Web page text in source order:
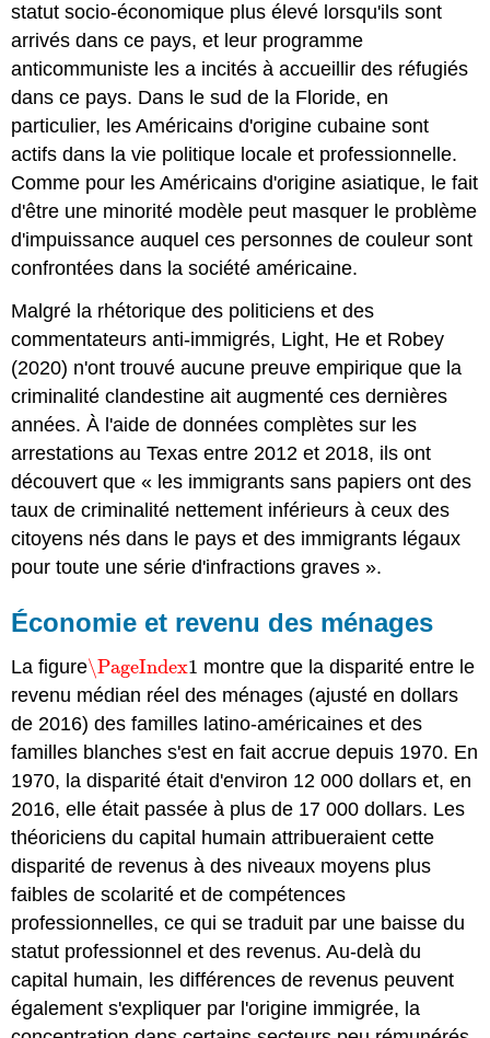
statut socio-économique plus élevé lorsqu'ils sont
arrivés dans ce pays, et leur programme
anticommuniste les a incités à accueillir des réfugiés
dans ce pays. Dans le sud de la Floride, en
particulier, les Américains d'origine cubaine sont
actifs dans la vie politique locale et professionnelle.
Comme pour les Américains d'origine asiatique, le fait
d'être une minorité modèle peut masquer le problème
d'impuissance auquel ces personnes de couleur sont
confrontées dans la société américaine.
Malgré la rhétorique des politiciens et des
commentateurs anti-immigrés, Light, He et Robey
(2020) n'ont trouvé aucune preuve empirique que la
criminalité clandestine ait augmenté ces dernières
années. À l'aide de données complètes sur les
arrestations au Texas entre 2012 et 2018, ils ont
découvert que « les immigrants sans papiers ont des
taux de criminalité nettement inférieurs à ceux des
citoyens nés dans le pays et des immigrants légaux
pour toute une série d'infractions graves ».
Économie et revenu des ménages
La figure\PageIndex1
\PageIndex1 montre que la disparité entre le
revenu médian réel des ménages (ajusté en dollars
de 2016) des familles latino-américaines et des
familles blanches s'est en fait accrue depuis 1970. En
1970, la disparité était d'environ 12 000 dollars et, en
2016, elle était passée à plus de 17 000 dollars. Les
théoriciens du capital humain attribueraient cette
disparité de revenus à des niveaux moyens plus
faibles de scolarité et de compétences
professionnelles, ce qui se traduit par une baisse du
statut professionnel et des revenus. Au-delà du
capital humain, les différences de revenus peuvent
également s'expliquer par l'origine immigrée, la